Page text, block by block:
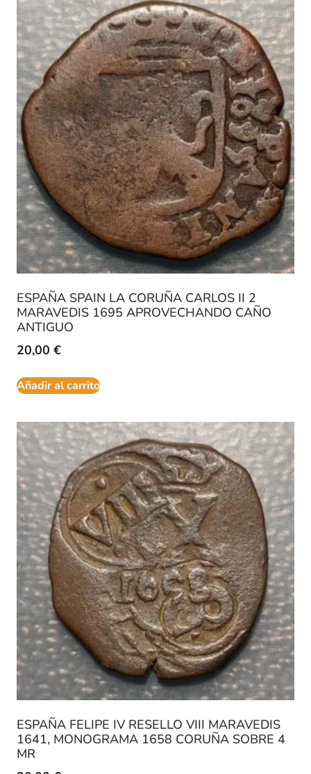
ESPAÑA SPAIN LA CORUÑA CARLOS II 2
MARAVEDIS 1695 APROVECHANDO CAÑO
ANTIGUO
20,00 €
Añadir al carrito
ESPAÑA FELIPE IV RESELLO VIII MARAVEDIS
1641, MONOGRAMA 1658 CORUÑA SOBRE 4
MR